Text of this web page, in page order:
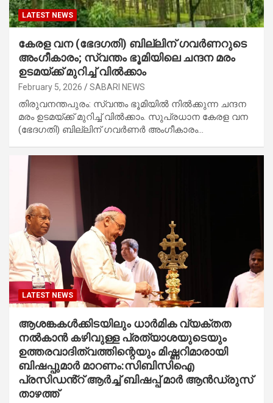
LATEST NEWS
കേ​ര​ള വ​ന (ഭേ​ദ​ഗ​തി) ബി​ല്ലി​ന് ഗ​വ​ർ​ണ​റുടെ
അം​ഗീ​കാ​രം; സ്വന്തം ഭൂമിയിലെ ചന്ദന മരം
ഉടമയ്ക്ക് മുറിച്ച് വിൽക്കാം
February 5, 2026 SABARI NEWS
തി​രു​വ​ന​ന്ത​പു​രം: സ്വന്തം ഭൂമിയിൽ നിൽക്കുന്ന ചന്ദന
മരം ഉടമയ്ക്ക് മുറിച്ച് വിൽക്കാം. സു​പ്ര​ധാ​ന കേ​ര​ള വ​ന
(ഭേ​ദ​ഗ​തി) ബി​ല്ലി​ന് ഗ​വ​ർ​ണ​ർ അം​ഗീ​കാ​രം…
LATEST NEWS
ആശങ്കകൾക്കിടയിലും ധാർമിക വ്യക്തത
നൽകാൻ കഴിവുള്ള പ്രത്യാശയുടെയും
ഉത്തരവാദിത്വത്തിന്റെയും മിഷ്ണറിമാരായി
ബിഷപ്പുമാർ മാറണം:സിബിസിഐ
പ്രസിഡൻ്റ് ആർച്ച് ബിഷപ്പ് മാർ ആൻഡ്രുസ്
താഴത്ത്